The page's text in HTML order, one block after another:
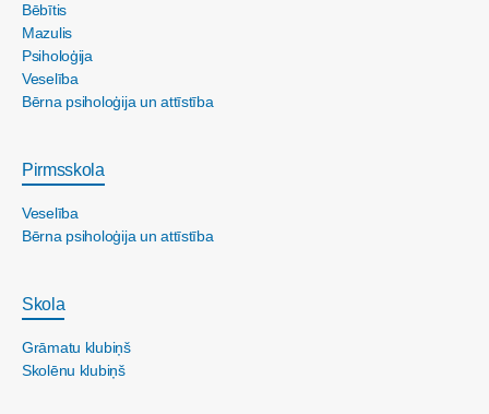
Bēbītis
Mazulis
Psiholoģija
Veselība
Bērna psiholoģija un attīstība
Pirmsskola
Veselība
Bērna psiholoģija un attīstība
Skola
Grāmatu klubiņš
Skolēnu klubiņš